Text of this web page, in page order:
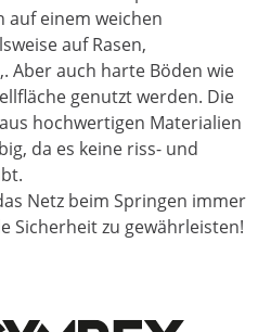
auf einem weichen
auf Rasen,
Aber auch harte Böden wie
genutzt werden. Die
hochwertigen Materialien
da es keine riss- und
Netz beim Springen immer
Sicherheit zu gewährleisten!